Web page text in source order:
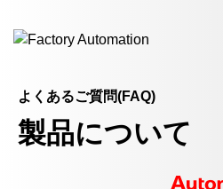
よくあるご質問(FAQ)
製品について